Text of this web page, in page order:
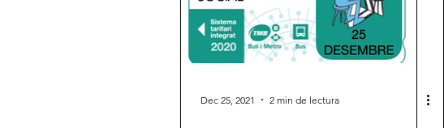
Dec 25, 2021 2 min de lectura